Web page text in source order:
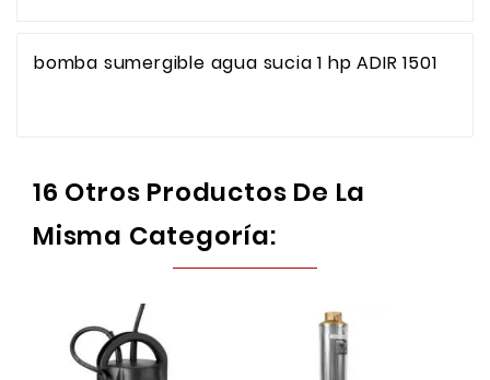
bomba sumergible agua sucia 1 hp ADIR 1501
16 Otros Productos De La
Misma Categoría: